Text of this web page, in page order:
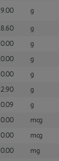
9.00 g
8.60
g
0.00
g
0.00
g
0.00
g
2.90
g
0.09
g
0.00
mcg
0.00
mcg
0.00
mg